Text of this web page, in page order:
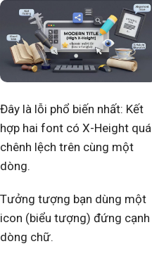
Đây là lỗi phổ biến nhất: Kết
hợp hai font có X-Height quá
chênh lệch trên cùng một
dòng.
Tưởng tượng bạn dùng một
icon (biểu tượng) đứng cạnh
dòng chữ.